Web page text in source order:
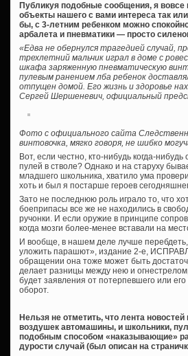
Публикуя подобные сообщения, я вовсе
объекты нашего с вами интереса так
бы, с 3-летним ребенком можно
арбалета и пневматики — просто
«Едва не обернулся трагедией случай,
трехлетний мальчик играл в доме с
шкафа заряженную пневматическую
пулевым ранением лба ребенок
отпущен домой. Его жизнь и здоровье
Сергей Шершеневич, официальный
Фото с официального сайта
винтовочка, мягко говоря, не шибко
Вот, если честно, кто-нибудь когда-
пулей в стволе? Однако и на старуху
младшего школьника, хватило ума
хоть и был я постарше героев
Зато не последнюю роль играло то, что
боеприпасы все же не находились в
ручонки. И если оружие в принципе
когда мозги более-менее вставали на
И вообще, в нашем деле лучше
уложить парашют», издание 2-е,
обращении она тоже может быть
делает разницы между нею и
будет заявления от потерпевшего или
оборот.
Нельзя не отметить, что лента
воздушек автомашины, и школьники,
подобным способом «наказывающие»
дурости случай (был описан на